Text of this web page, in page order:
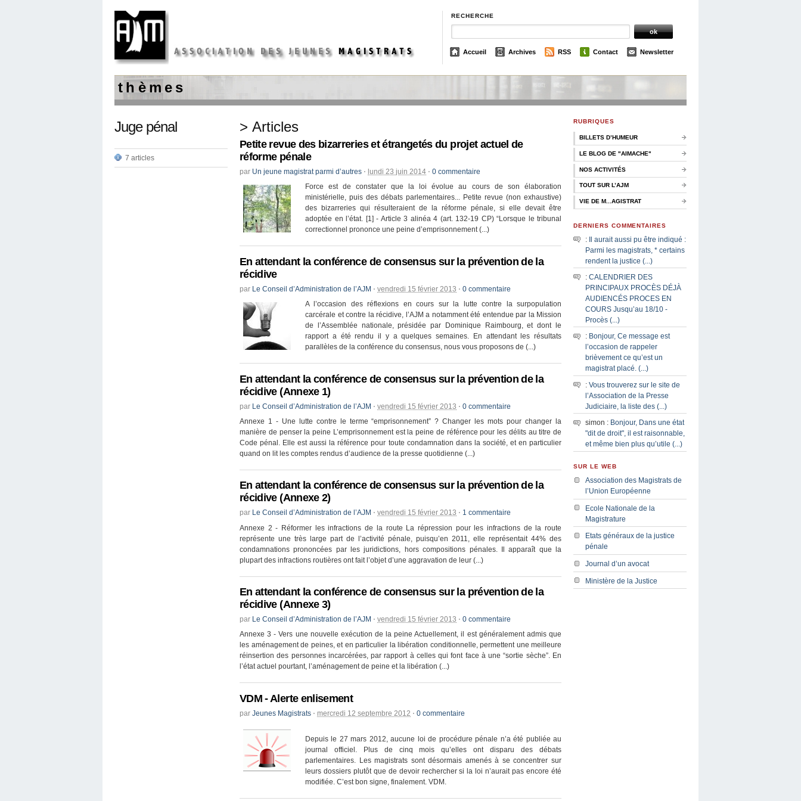
RECHERCHE
Accueil Archives RSS Contact Newsletter
t h è m e s
Juge pénal
7 articles
> Articles
Petite revue des bizarreries et étrangetés du projet actuel de
réforme pénale
par Un jeune magistrat parmi d’autres ⋅ lundi 23 juin 2014 ⋅ 0 commentaire
Force est de constater que la loi évolue au cours de son élaboration
ministérielle, puis des débats parlementaires... Petite revue (non exhaustive)
des bizarreries qui résulteraient de la réforme pénale, si elle devait être
adoptée en l’état. [1] - Article 3 alinéa 4 (art. 132-19 CP) “Lorsque le tribunal
correctionnel prononce une peine d’emprisonnement (...)
En attendant la conférence de consensus sur la prévention de la
récidive
par Le Conseil d’Administration de l’AJM ⋅ vendredi 15 février 2013 ⋅ 0 commentaire
A l’occasion des réflexions en cours sur la lutte contre la surpopulation
carcérale et contre la récidive, l’AJM a notamment été entendue par la Mission
de l’Assemblée nationale, présidée par Dominique Raimbourg, et dont le
rapport a été rendu il y a quelques semaines. En attendant les résultats
parallèles de la conférence du consensus, nous vous proposons de (...)
En attendant la conférence de consensus sur la prévention de la
récidive (Annexe 1)
par Le Conseil d’Administration de l’AJM ⋅ vendredi 15 février 2013 ⋅ 0 commentaire
Annexe 1 - Une lutte contre le terme “emprisonnement” ? Changer les mots pour changer la
manière de penser la peine L’emprisonnement est la peine de référence pour les délits au titre de
Code pénal. Elle est aussi la référence pour toute condamnation dans la société, et en particulier
quand on lit les comptes rendus d’audience de la presse quotidienne (...)
En attendant la conférence de consensus sur la prévention de la
récidive (Annexe 2)
par Le Conseil d’Administration de l’AJM ⋅ vendredi 15 février 2013 ⋅ 1 commentaire
Annexe 2 - Réformer les infractions de la route La répression pour les infractions de la route
représente une très large part de l’activité pénale, puisqu’en 2011, elle représentait 44% des
condamnations prononcées par les juridictions, hors compositions pénales. Il apparaît que la
plupart des infractions routières ont fait l’objet d’une aggravation de leur (...)
En attendant la conférence de consensus sur la prévention de la
récidive (Annexe 3)
par Le Conseil d’Administration de l’AJM ⋅ vendredi 15 février 2013 ⋅ 0 commentaire
Annexe 3 - Vers une nouvelle exécution de la peine Actuellement, il est généralement admis que
les aménagement de peines, et en particulier la libération conditionnelle, permettent une meilleure
réinsertion des personnes incarcérées, par rapport à celles qui font face à une “sortie sèche”. En
l’état actuel pourtant, l’aménagement de peine et la libération (...)
VDM - Alerte enlisement
par Jeunes Magistrats ⋅ mercredi 12 septembre 2012 ⋅ 0 commentaire
Depuis le 27 mars 2012, aucune loi de procédure pénale n’a été publiée au
journal officiel. Plus de cinq mois qu’elles ont disparu des débats
parlementaires. Les magistrats sont désormais amenés à se concentrer sur
leurs dossiers plutôt que de devoir rechercher si la loi n’aurait pas encore été
modifiée. C’est bon signe, finalement. VDM.
RUBRIQUES
BILLETS D’HUMEUR
LE BLOG DE "AIMACHE"
NOS ACTIVITÉS
TOUT SUR L’AJM
VIE DE M...AGISTRAT
DERNIERS COMMENTAIRES
: Il aurait aussi pu être indiqué :
Parmi les magistrats, * certains
rendent la justice (...)
: CALENDRIER DES
PRINCIPAUX PROCÈS DÉJÀ
AUDIENCÉS PROCES EN
COURS Jusqu’au 18/10 -
Procès (...)
: Bonjour, Ce message est
l’occasion de rappeler
brièvement ce qu’est un
magistrat placé. (...)
: Vous trouverez sur le site de
l’Association de la Presse
Judiciaire, la liste des (...)
simon : Bonjour, Dans une état
"dit de droit", il est raisonnable,
et même bien plus qu’utile (...)
SUR LE WEB
Association des Magistrats de
l’Union Européenne
Ecole Nationale de la
Magistrature
Etats généraux de la justice
pénale
Journal d’un avocat
Ministère de la Justice